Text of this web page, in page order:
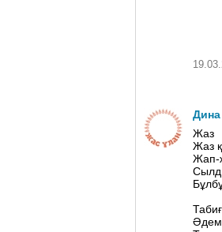
Дина
Жаз
Жаз
Жап-